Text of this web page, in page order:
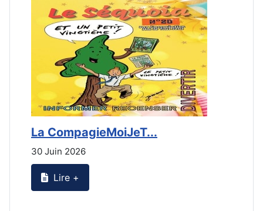
La CompagieMoiJeT...
30 Juin 2026
Lire +